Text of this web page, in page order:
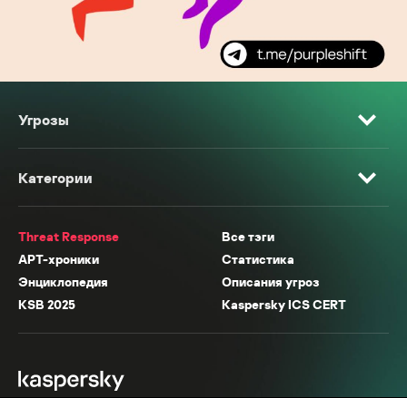
Угрозы
Категории
Threat Response
Все тэги
APT-хроники
Статистика
Энциклопедия
Описания угроз
KSB 2025
Kaspersky ICS CERT